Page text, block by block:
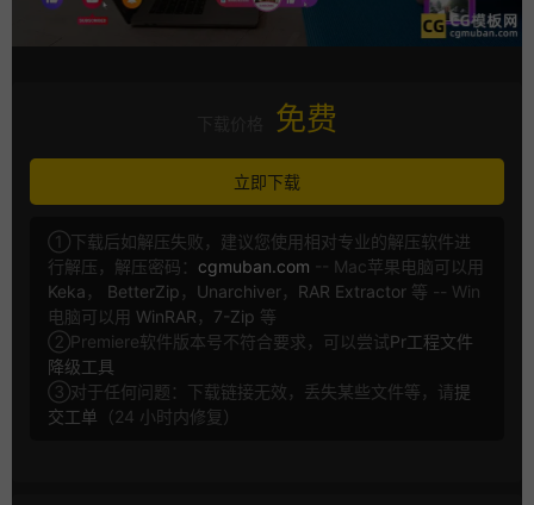
免费
立即下载
①下载后如解压失败，建议您使用相对专业的解压软件进
行解压，解压密码： cgmuban.com -- Mac苹果电脑可以用
Keka ， BetterZip ， Unarchiver， RAR Extractor 等 -- Win
电脑可以用 WinRAR ， 7-Zip 等
②Premiere软件版本号不符合要求，可以尝试Pr工程文件
降级工具
③对于任何问题：下载链接无效，丢失某些文件等，请提
交工单 （24 小时内修复）